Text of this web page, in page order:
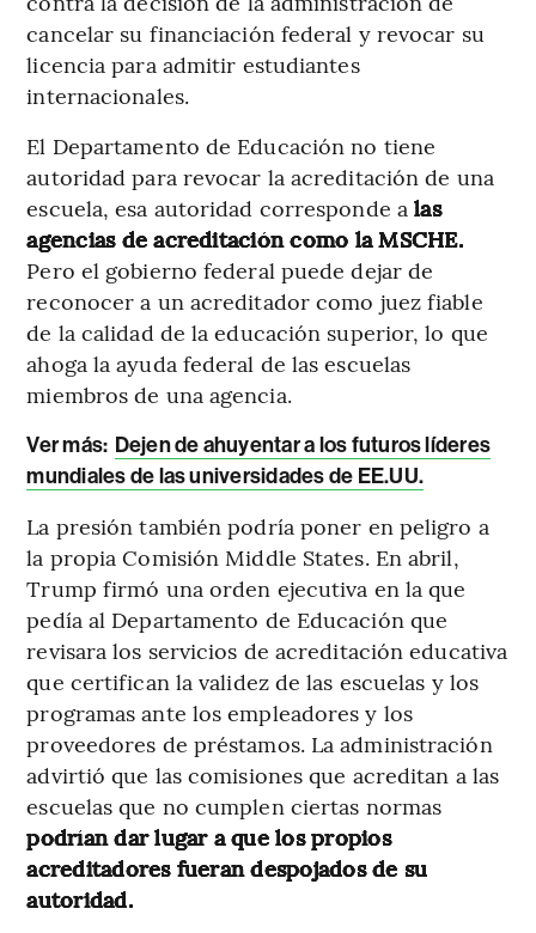
cancelar su financiación federal y revocar su
licencia para admitir estudiantes
internacionales.
El Departamento de Educación no tiene
autoridad para revocar la acreditación de una
escuela, esa autoridad corresponde alas
agencias de acreditación como la MSCHE.
Pero el gobierno federal puede dejar de
reconocer a un acreditador como juez fiable
de la calidad de la educación superior, lo que
ahoga la ayuda federal de las escuelas
miembros de una agencia.
Ver más: Dejen de ahuyentar a los futuros líderes
mundiales de las universidades de EE.UU.
La presión también podría poner en peligro a
la propia Comisión Middle States. En abril,
Trump firmó una orden ejecutiva en la que
pedía al Departamento de Educación que
revisara los servicios de acreditación educativa
que certifican la validez de las escuelas y los
programas ante los empleadores y los
proveedores de préstamos. La administración
advirtió que las comisiones que acreditan a las
escuelas que no cumplen ciertas normas
podrían dar lugar a que los propios
acreditadores fueran despojados de su
autoridad.